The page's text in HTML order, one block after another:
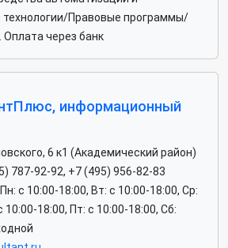
Правовые программы/
через банк
информационный
6 к1 (Академический район)
787-92-92, +7 (495) 956-82-83
Пн: c 10:00-18:00, Вт: c 10:00-18:00, Ср:
10:00-18:00, Пт: c 10:00-18:00, Сб: